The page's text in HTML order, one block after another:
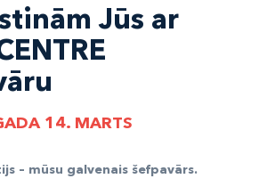
Jūs ar
14. MARTS
– mūsu galvenais šefpavārs.